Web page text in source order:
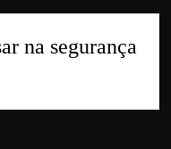
na segurança